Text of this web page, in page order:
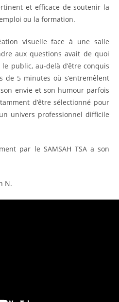
et efficace de soutenir la
ou la formation.
visuelle face à une salle
aux questions avait de quoi
public, au-delà d’être conquis
5 minutes où s’entremêlent
envie et son humour parfois
d’être sélectionné pour
univers professionnel difficile
par le SAMSAH TSA a son
N.